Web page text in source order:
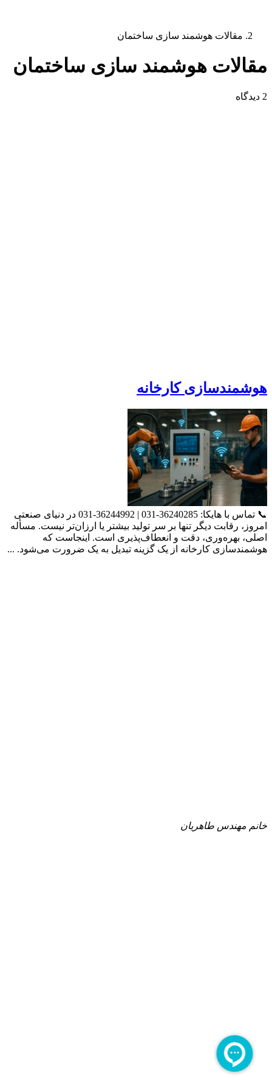
مقالات هوشمند سازی ساختمان
مقالات هوشمند سازی ساختمان
2 دیدگاه
هوشمندسازی کارخانه
📞 تماس با هایکا: 36240285-031 | 36244992-031 در دنیای صنعتی
امروز، رقابت دیگر تنها بر سر تولید بیشتر یا ارزان‌تر نیست. مسأله
اصلی، بهره‌وری، دقت و انعطاف‌پذیری است. اینجاست که
هوشمندسازی کارخانه از یک گزینه تبدیل به یک ضرورت می‌شود. ...
خانم مهندس طاهریان